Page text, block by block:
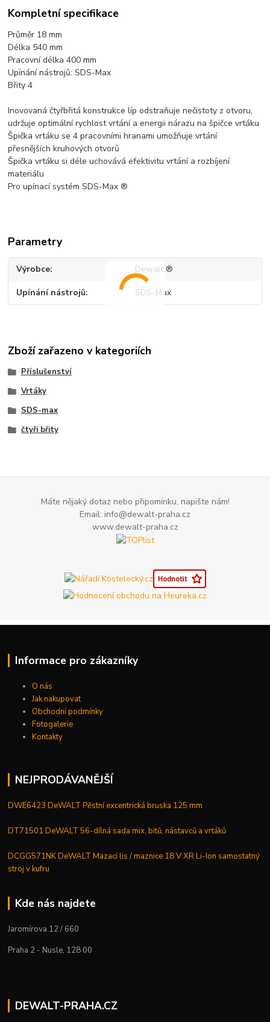
Kompletní specifikace
Průměr 18 mm
Délka 540 mm
Pracovní délka 400 mm
Upínání nástrojů: SDS-Max
Břity 4
Inovovaná čtyřbřitá konstrukce líp odstraňuje nečistoty z otvoru,
udržuje optimální rychlost vrtání a energii nárazu na špičce vrtáku
Špička vrtáku se 4 pracovními hranami umožňuje vrtání
přesnějších kruhových otvorů
Špička vrtáku si déle uchovává efektivitu vrtání a rozbíjení
materiálu
Pro upínací systém SDS-Max ®
Parametry
Výrobce Dewalt ®
Upínání nástrojů SDS-Max
Zboží zařazeno v kategoriích
Příslušenství
Vrtáky
SDS-max
čtyři břity
Máte nějaký dotaz nebo připomínku, napište nám!
Email: info@dewalt-praha.cz
www.dewalt-praha.cz
Informace pro zákazníky
O nás
Jak nakupovat
Obchodní podmínky
Fotogalerie
Kontakty
NEJPRODÁVANĚJŠÍ
DWE6423 DeWALT Pěstní excentrická bruska 125 mm
DT71501 DeWALT 56-dílná sada mix, bitů, nástavců a vrtáků
DCGG571NK DeWALT Mazací lis / maznice 18 V XR Li-Ion samostatný
stroj v kufru
Kde nás najdete
Jaromírova 12 / 660
Praha 2 - Nusle, 128 00
DEWALT-PRAHA.CZ